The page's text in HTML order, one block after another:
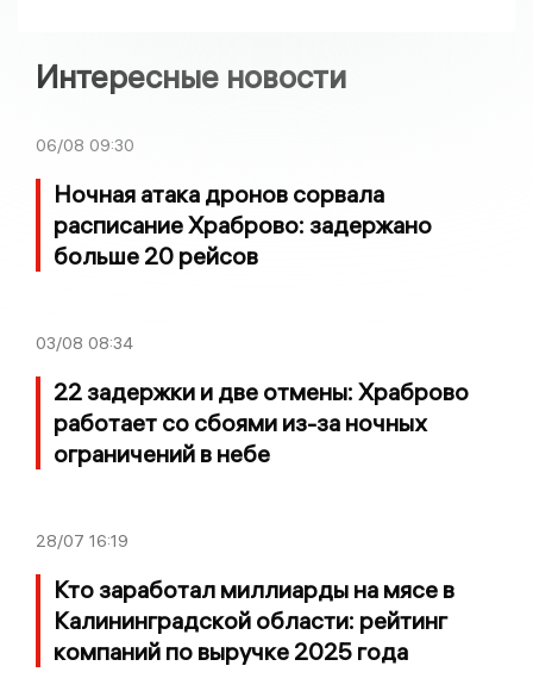
Интересные новости
06/08 09:30
Ночная атака дронов сорвала
расписание Храброво: задержано
больше 20 рейсов
03/08 08:34
22 задержки и две отмены: Храброво
работает со сбоями из-за ночных
ограничений в небе
28/07 16:19
Кто заработал миллиарды на мясе в
Калининградской области: рейтинг
компаний по выручке 2025 года